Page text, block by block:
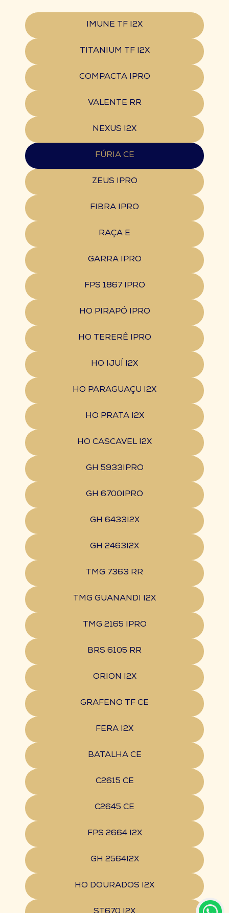
IMUNE TF I2X
TITANIUM TF I2X
COMPACTA IPRO
VALENTE RR
NEXUS I2X
FÚRIA CE
ZEUS IPRO
FIBRA IPRO
RAÇA E
GARRA IPRO
FPS 1867 IPRO
HO PIRAPÓ IPRO
HO TERERÊ IPRO
HO IJUÍ I2X
HO PARAGUAÇU I2X
HO PRATA I2X
HO CASCAVEL I2X
GH 5933IPRO
GH 6700IPRO
GH 6433I2X
GH 2463I2X
TMG 7363 RR
TMG GUANANDI I2X
TMG 2165 IPRO
BRS 6105 RR
ORION I2X
GRAFENO TF CE
FERA I2X
BATALHA CE
C2615 CE
C2645 CE
FPS 2664 I2X
GH 2564I2X
HO DOURADOS I2X